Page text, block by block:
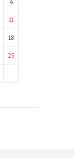
4
11
18
25